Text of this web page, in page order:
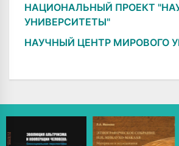
НАЦИОНАЛЬНЫЙ ПРОЕКТ
УНИВЕРСИТЕТЫ"
НАУЧНЫЙ ЦЕНТР МИРОВОГО